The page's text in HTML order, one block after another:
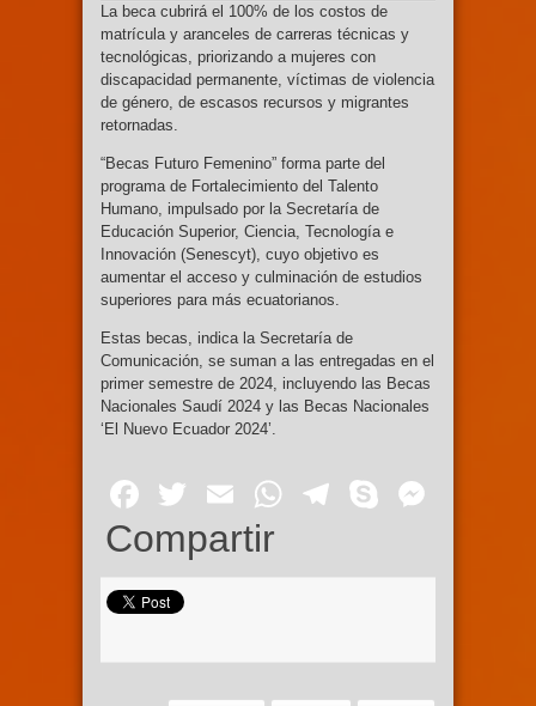
La beca cubrirá el 100% de los costos de
matrícula y aranceles de carreras técnicas y
tecnológicas, priorizando a mujeres con
discapacidad permanente, víctimas de violencia
de género, de escasos recursos y migrantes
retornadas.
“Becas Futuro Femenino” forma parte del
programa de Fortalecimiento del Talento
Humano, impulsado por la Secretaría de
Educación Superior, Ciencia, Tecnología e
Innovación (Senescyt), cuyo objetivo es
aumentar el acceso y culminación de estudios
superiores para más ecuatorianos.
Estas becas, indica la Secretaría de
Comunicación, se suman a las entregadas en el
primer semestre de 2024, incluyendo las Becas
Nacionales Saudí 2024 y las Becas Nacionales
‘El Nuevo Ecuador 2024’.
Facebook
Twitter
EmailWhatsApp
Telegram
Skype
Compartir